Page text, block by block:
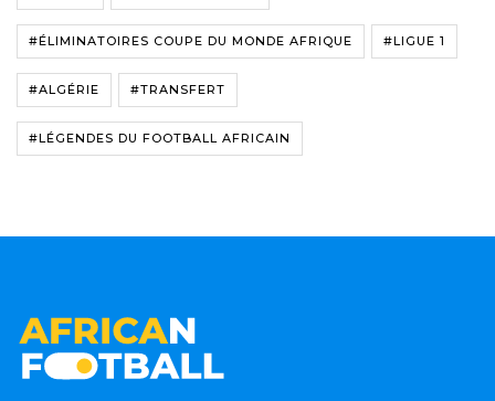
#ÉLIMINATOIRES COUPE DU MONDE AFRIQUE #LIGUE 1
#ALGÉRIE #TRANSFERT
#LÉGENDES DU FOOTBALL AFRICAIN